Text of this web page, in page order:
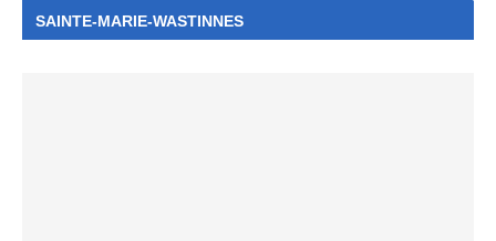
SAINTE-MARIE-WASTINNES